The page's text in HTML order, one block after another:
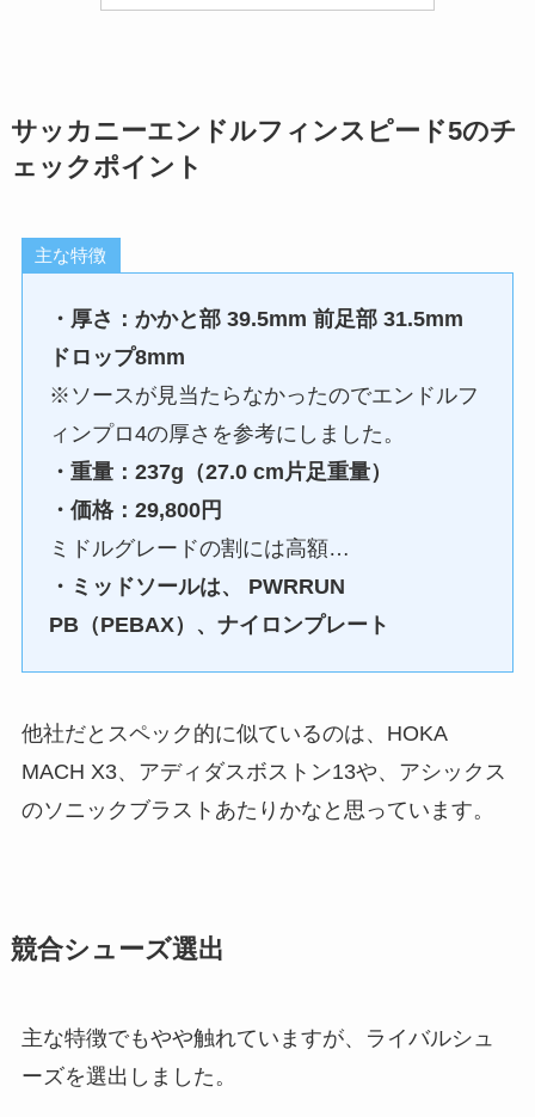
サッカニーエンドルフィンスピード5のチ
ェックポイント
主な特徴
・厚さ：かかと部 39.5mm 前足部 31.5mm
ドロップ8mm
※ソースが見当たらなかったのでエンドルフ
ィンプロ4の厚さを参考にしました。
・重量：237g（27.0 cm片足重量）
・価格：29,800円
ミドルグレードの割には高額…
・ミッドソールは、 PWRRUN
PB（PEBAX）、ナイロンプレート
他社だとスペック的に似ているのは、HOKA
MACH X3、アディダスボストン13や、アシックス
のソニックブラストあたりかなと思っています。
競合シューズ選出
主な特徴でもやや触れていますが、ライバルシュ
ーズを選出しました。